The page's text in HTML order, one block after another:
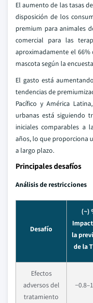
El aumento de las tasas
disposición de los
premium para animales
comercial para las
aproximadamente el
mascota según la
El gasto está
tendencias de
Pacífico y América
urbanas está siguiendo
iniciales comparables a
años, lo que proporciona
a largo plazo.
Principales desafíos
Análisis de restricciones
Desafío
(~)
la
de la
Efectos
adversos del
tratamiento